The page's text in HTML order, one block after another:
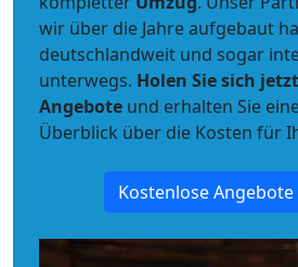
wir über die Jahre aufgebaut
deutschlandweit und sogar
unterwegs. Holen Sie sich
Angebote und erhalten Sie
Überblick über die Kosten für
Kostenlose